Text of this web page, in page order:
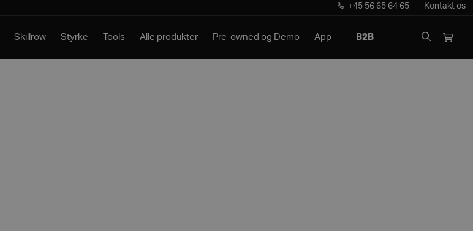
+45 56 65 64 65 Kontakt os
Skillrow Styrke Tools Alle produkter Pre-owned og Demo App B2B